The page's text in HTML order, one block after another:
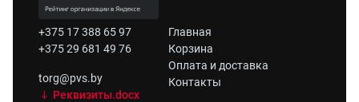
+375 17 388 65 97
+375 29 681 49 76
torg@pvs.by
Реквизиты.docx
Главная
Корзина
Оплата и доставка
Контакты